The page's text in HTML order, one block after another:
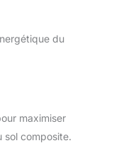
maximiser
sol composite.